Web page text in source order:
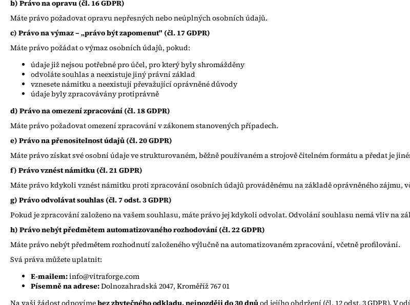
b) Právo na opravu (čl. 16 GDPR)
Máte právo požadovat opravu nepřesných nebo neúplných osobních údajů.
c) Právo na výmaz – „právo být zapomenut" (čl. 17 GDPR)
Máte právo požádat o výmaz osobních údajů, pokud:
údaje již nejsou potřebné pro účel, pro který byly shromážděny
odvoláte souhlas a neexistuje jiný právní základ
vznesete námitku a neexistují převažující oprávněné důvody
údaje byly zpracovávány protiprávně
d) Právo na omezení zpracování (čl. 18 GDPR)
Máte právo požadovat omezení zpracování v zákonem stanovených případech.
e) Právo na přenositelnost údajů (čl. 20 GDPR)
Máte právo získat své osobní údaje ve strukturovaném, běžně používaném a strojově čitelném formátu a předat je
f) Právo vznést námitku (čl. 21 GDPR)
Máte právo kdykoli vznést námitku proti zpracování osobních údajů prováděnému na základě oprávněného zájmu,
g) Právo odvolávat souhlas (čl. 7 odst. 3 GDPR)
Pokud je zpracování založeno na vašem souhlasu, máte právo jej kdykoli odvolat. Odvolání souhlasu nemá vliv na
h) Právo nebýt předmětem automatizovaného rozhodování (čl. 22 GDPR)
Máte právo nebýt předmětem rozhodnutí založeného výlučně na automatizovaném zpracování, včetně profilování.
Svá práva můžete uplatnit:
E-mailem:info@vitraforge.com
Písemně na adrese:Dolnozahradská 2047, Kroměříž 767 01
Na vaši žádost odpovímebez zbytečného odkladu, nejpozději do 30 dnů od jejího obdržení (čl. 12 odst. 3 GDPR). V